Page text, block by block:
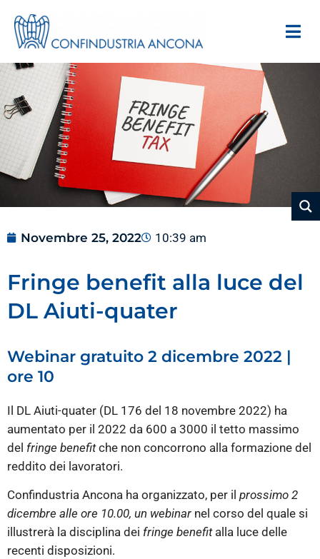
Novembre 25, 2022 10:39 am
Fringe benefit alla luce del
DL Aiuti-quater
Webinar gratuito 2 dicembre 2022 |
ore 10
Il DL Aiuti-quater (DL 176 del 18 novembre 2022) ha
aumentato per il 2022 da 600 a 3000 il tetto massimo
del fringe benefitche non concorrono alla formazione del
reddito dei lavoratori.
Confindustria Ancona ha organizzato, per il prossimo 2
dicembre alle ore 10.00, un webinar nel corso del quale si
illustrerà la disciplina dei fringe benefitalla luce delle
recenti disposizioni.